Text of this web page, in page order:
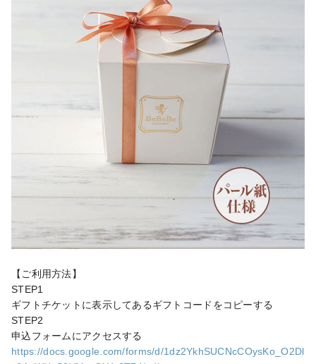
【ご利用方法】
STEP1
ギフトチケットに表示してあるギフトコードをコピーする
STEP2
https://docs.google.com/forms/d/1dz2YkhSUCNcCOysKo_O2Dl